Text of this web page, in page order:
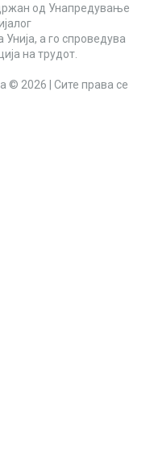
од Унапредување
а го спроведува
на трудот.
© 2026 | Сите права се